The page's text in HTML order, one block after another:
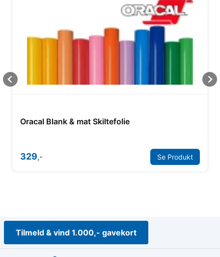
Oracal Blank & mat Skiltefolie
329,- Se Produkt
Tilmeld & vind 1.000,- gavekort